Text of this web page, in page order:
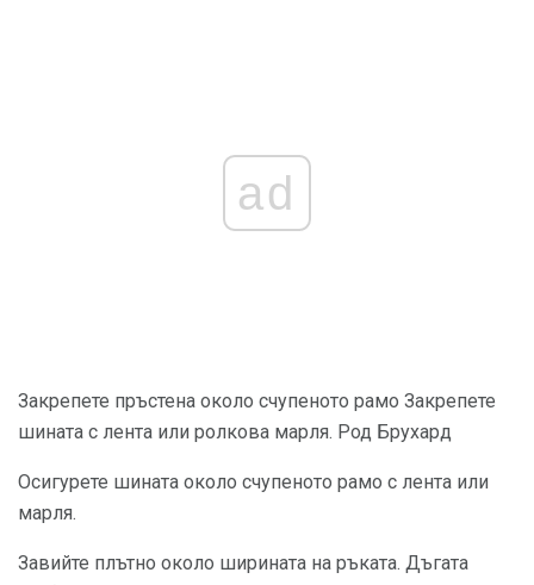
ad
Закрепете пръстена около счупеното рамо Закрепете
шината с лента или ролкова марля. Род Брухард
Осигурете шината около счупеното рамо с лента или
марля.
Завийте плътно около ширината на ръката. Дъгата